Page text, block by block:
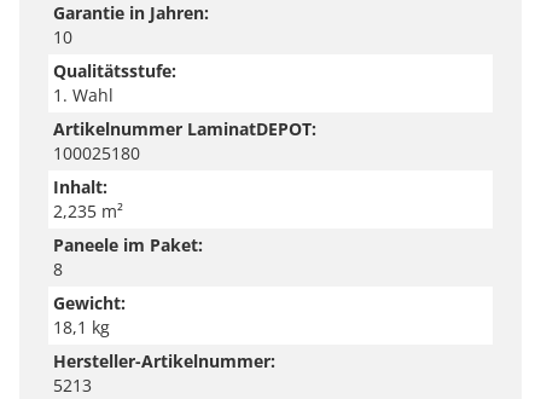
Garantie in Jahren:
10
Qualitätsstufe:
1. Wahl
Artikelnummer LaminatDEPOT:
100025180
Inhalt:
2,235 m²
Paneele im Paket:
8
Gewicht:
18,1 kg
Hersteller-Artikelnummer:
5213